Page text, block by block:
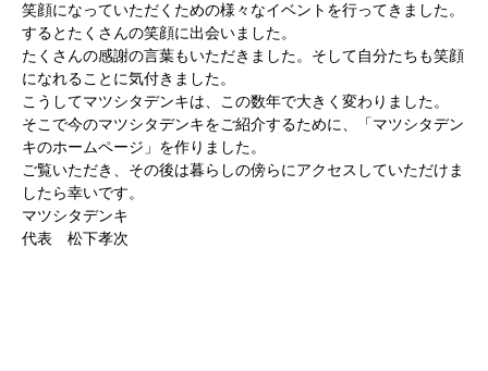
笑顔になっていただくための様々なイベントを行ってきました。
するとたくさんの笑顔に出会いました。
たくさんの感謝の言葉もいただきました。そして自分たちも笑顔
になれることに気付きました。
こうしてマツシタデンキは、この数年で大きく変わりました。
そこで今のマツシタデンキをご紹介するために、「マツシタデン
キのホームページ」を作りました。
ご覧いただき、その後は暮らしの傍らにアクセスしていただけま
したら幸いです。
マツシタデンキ
代表 松下孝次